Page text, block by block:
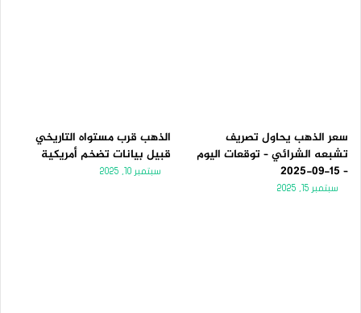
سعر الذهب يحاول تصريف
تشبعه الشرائي – توقعات اليوم
– 15-09-2025
سبتمبر 15, 2025
الذهب قرب مستواه التاريخي
قبيل بيانات تضخم أمريكية
سبتمبر 10, 2025